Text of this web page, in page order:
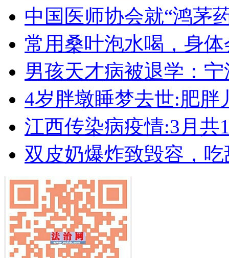
中国医师协会就“鸿茅
常用桑叶泡水喝，身
男孩天才病被退学：
4岁胖墩睡梦去世:肥胖
江西传染病疫情:3月共
双皮奶爆炸致毁容，